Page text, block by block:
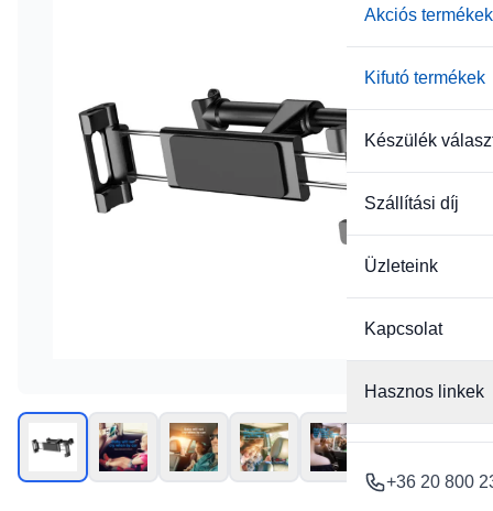
Akciós termékek
Kifutó termékek
Készülék
Szállítási díj
Üzleteink
Kapcsolat
Hasznos linkek
+36 20 800